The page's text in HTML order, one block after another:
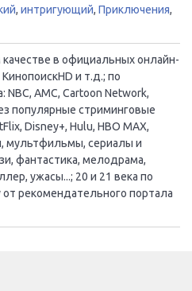
, интригующий, Приключения,
в официальных онлайн-
и т.д.; по
AMC, Cartoon Network,
популярные стриминговые
Disney+, Hulu, HBO MAX,
мультфильмы, сериалы и
фантастика, мелодрама,
ужасы...; 20 и 21 века по
рекомендательного портала